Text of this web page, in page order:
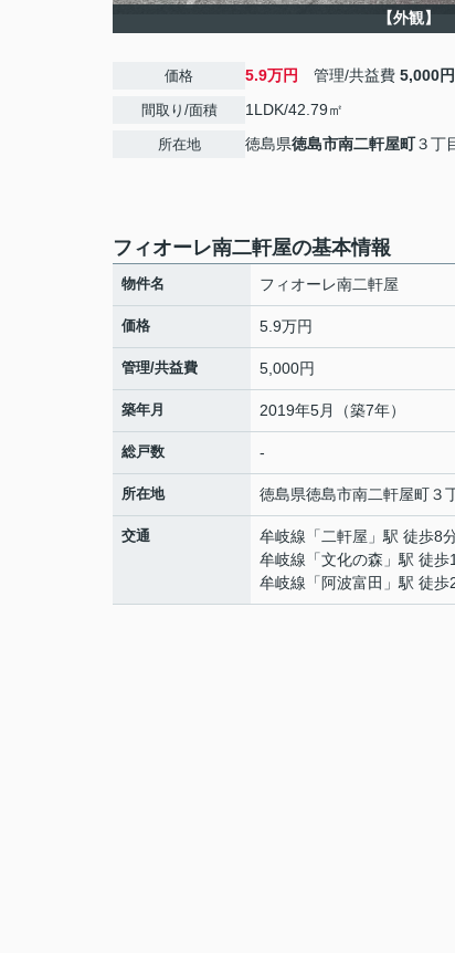
【外観】
価格 5.9万円 管理/共益費 5,000円
間取り/面積 1LDK/42.79㎡
所在地 徳島県徳島市南二軒屋町３丁
フィオーレ南二軒屋の基本情報
物件名 フィオーレ南二軒屋
価格 5.9万円
管理/共益費 5,000円
築年月 2019年5月（築7年）
総戸数 -
所在地 徳島県徳島市南二軒屋町３
交通 牟岐線 「 二軒屋 」駅 徒歩8
牟岐線 「文化の森 」駅 徒歩
牟岐線 「 阿波富田 」駅 徒歩